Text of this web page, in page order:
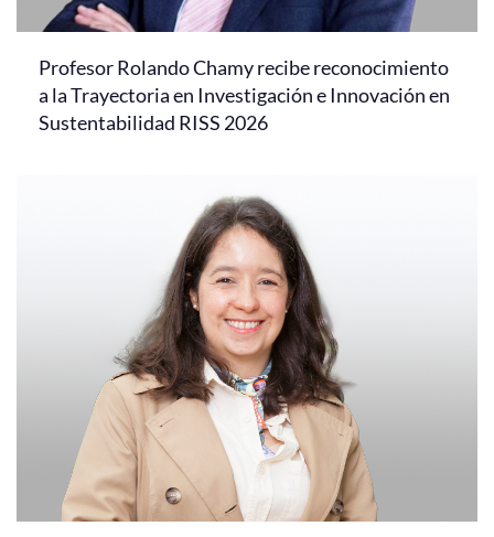
Profesor Rolando Chamy recibe reconocimiento
a la Trayectoria en Investigación e Innovación en
Sustentabilidad RISS 2026